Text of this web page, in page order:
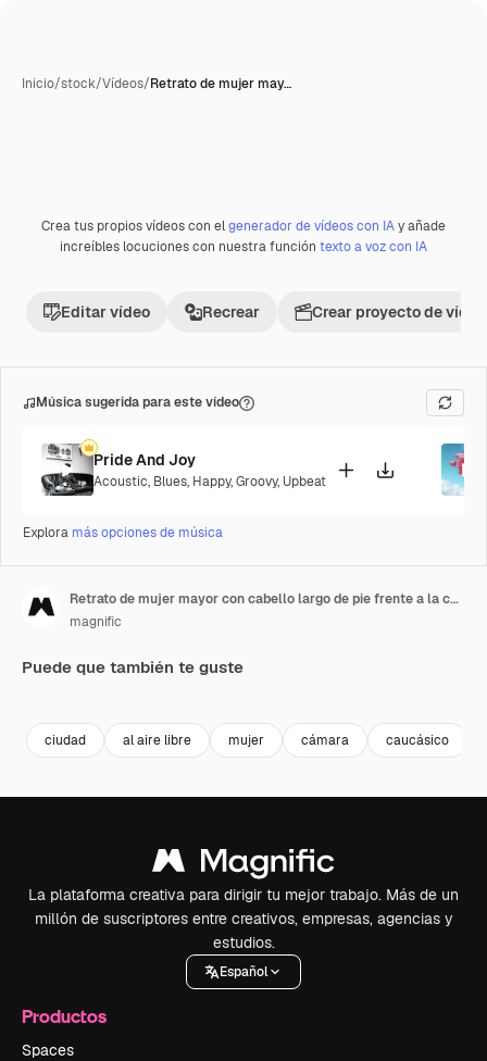
Inicio/stock/Vídeos/Retrato de mujer may…
Crea tus propios vídeos con elgenerador de vídeos con IAy añade
increíbles locuciones con nuestra función texto a voz con IA
Editar vídeo Recrear Crear proyecto de vídeo
Música sugerida para este vídeo
Pride And Joy
Acoustic, Blues, Happy,Groovy, Upbeat
Explora más opciones de música
Retrato de mujer mayor con cabello largo de pie frente a la cámara y tomando fotos
magnific
Puede que también te guste
ciudad al aire libre mujer cámara caucásico
La plataforma creativa para dirigir tu mejor trabajo. Más de un
millón de suscriptores entre creativos, empresas, agencias y
estudios.
Español
Productos
Spaces